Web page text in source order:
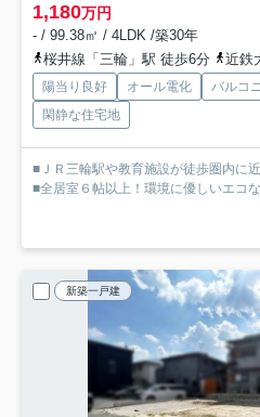
1,180万円
- / 99.38㎡ / 4LDK /築30年
桜井線「三輪」駅 徒歩6分
近鉄
陽当り良好 オール電化 バルコ
閑静な住宅地
■ＪＲ三輪駅や教育施設が徒歩圏内に
■全居室６帖以上！環境に優しいエコ
新築一戸建